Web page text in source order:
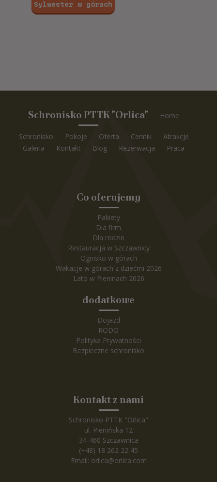
Sylwester w górach
Schronisko PTTK "Orlica" Home
Schronisko Pokoje Oferta Cennik
Atrakcje
Galeria
Kontakt Blog Rezerwacja Praca
Co oferujemy
Pakiety
Dla firm
Dla rodzin
Restauracja w Szczawnicy
Ognisko w górach
Wakacje w górach z dziećmi 2026
Lato w Pieninach 2026
dodatkowe
Dojazd
RODO
Polityka Prywatności
Bezpieczne schronisko
Kontakt z nami
Schronisko PTTK "Orlica"
ul. Pienińska 12
34-460 Szczawnica
(+48) 18 262 22 45
Email: orlica@orlica.com